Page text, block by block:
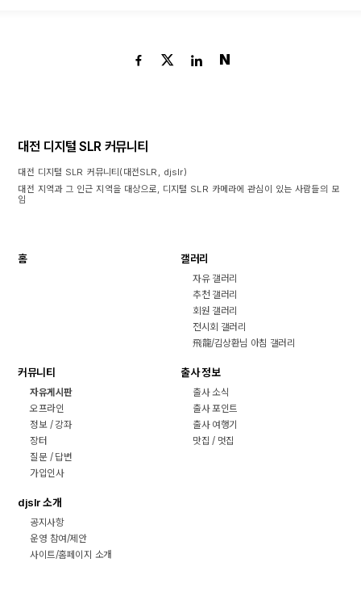
N
대전 디지털 SLR 커뮤니티
대전 디지털 SLR 커뮤니티(대전SLR, djslr)
대전 지역과 그 인근 지역을 대상으로, 디지털 SLR 카메라에 관심이 있는 사람들의 모
임
홈 갤러리
자유 갤러리
추천 갤러리
회원 갤러리
전시회 갤러리
飛龍/김상환님 아침 갤러리
커뮤니티
자유게시판
오프라인
정보 / 강좌
장터
질문 / 답변
가입인사
출사 정보
출사 소식
출사 포인트
출사 여행기
맛집 / 멋집
djslr 소개
공지사항
운영 참여/제안
사이트/홈페이지 소개